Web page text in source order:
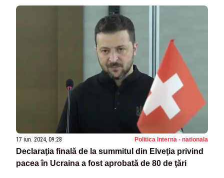
17 iun. 2024, 09:28 Politica Interna - nationala
Declaraţia finală de la summitul din Elveţia privind
pacea în Ucraina a fost aprobată de 80 de ţări